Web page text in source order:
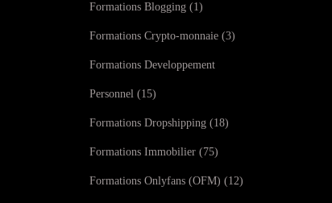
Formations Blogging 1
Formations Crypto-monnaie 3
Formations Developpement
Personnel 15
Formations Dropshipping 18
Formations Immobilier 75
Formations Onlyfans (OFM) 12